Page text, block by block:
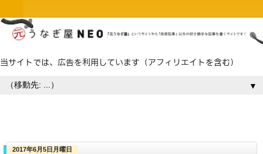
当サイトでは、広告を利用しています（アフィリエイトを含む）
▼
2017年6月5日月曜日